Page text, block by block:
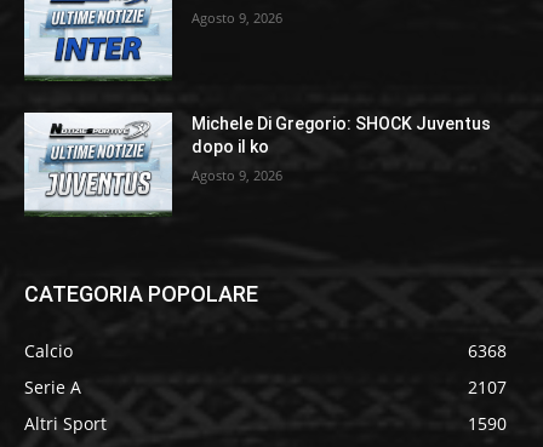
Agosto 9, 2026
Michele Di Gregorio: SHOCK Juventus
dopo il ko
Agosto 9, 2026
CATEGORIA POPOLARE
Calcio
6368
Serie A
2107
Altri Sport
1590